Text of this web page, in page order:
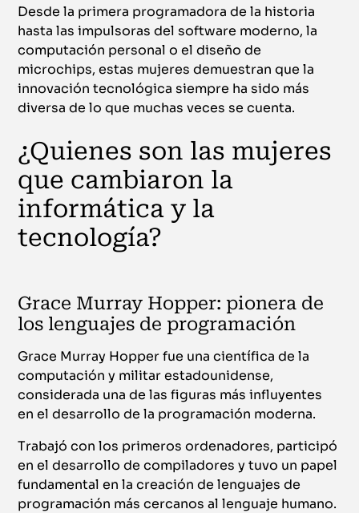
Desde la primera programadora de la historia
hasta las impulsoras del software moderno, la
computación personal o el diseño de
microchips, estas mujeres demuestran que la
innovación tecnológica siempre ha sido más
diversa de lo que muchas veces se cuenta.
¿Quienes son las mujeres
que cambiaron la
informática y la
tecnología?
Grace Murray Hopper: pionera de
los lenguajes de programación
Grace Murray Hopper fue una científica de la
computación y militar estadounidense,
considerada una de las figuras más influyentes
en el desarrollo de la programación moderna.
Trabajó con los primeros ordenadores, participó
en el desarrollo de compiladores y tuvo un papel
fundamental en la creación de lenguajes de
programación más cercanos al lenguaje humano.